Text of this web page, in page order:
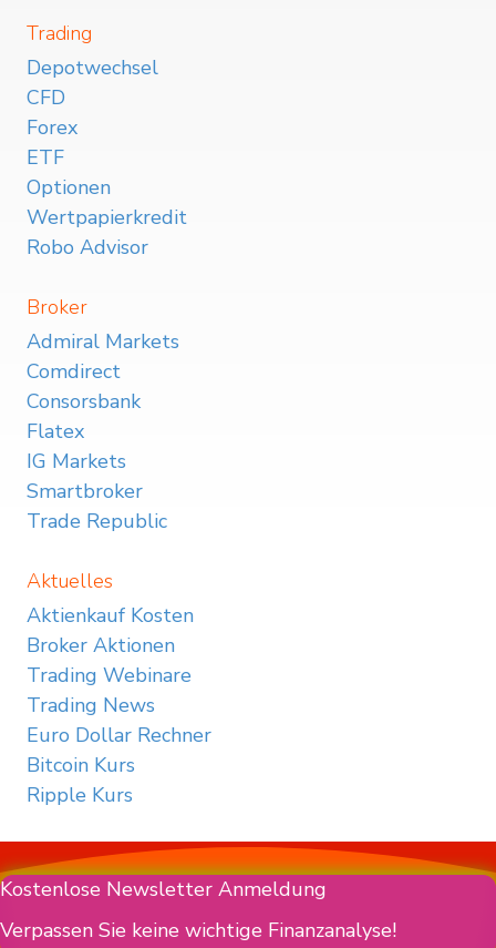
Trading
Depotwechsel
CFD
Forex
ETF
Optionen
Wertpapierkredit
Robo Advisor
Broker
Admiral Markets
Comdirect
Consorsbank
Flatex
IG Markets
Smartbroker
Trade Republic
Aktuelles
Aktienkauf Kosten
Broker Aktionen
Trading Webinare
Trading News
Euro Dollar Rechner
Bitcoin Kurs
Ripple Kurs
Kostenlose Newsletter Anmeldung
Verpassen Sie keine wichtige Finanzanalyse!